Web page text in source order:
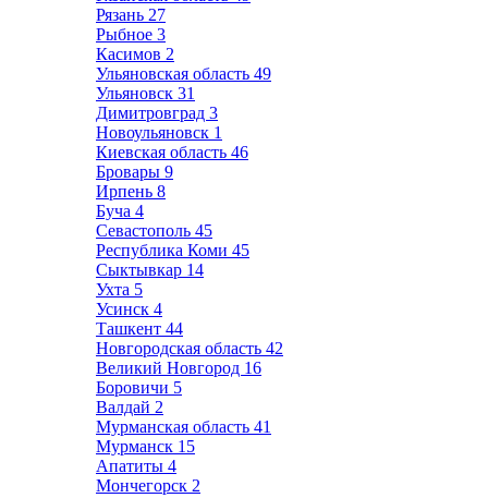
Рязань 27
Рыбное 3
Касимов 2
Ульяновская область 49
Ульяновск 31
Димитровград 3
Новоульяновск 1
Киевская область 46
Бровары 9
Ирпень 8
Буча 4
Севастополь 45
Республика Коми 45
Сыктывкар 14
Ухта 5
Усинск 4
Ташкент 44
Новгородская область 42
Великий Новгород 16
Боровичи 5
Валдай 2
Мурманская область 41
Мурманск 15
Апатиты 4
Мончегорск 2